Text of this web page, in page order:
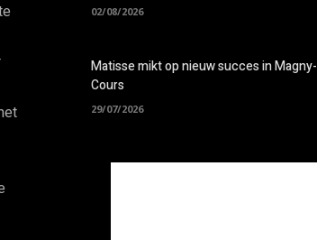
02/08/2026
Matisse mikt op nieuw succes in Magny-
Cours
29/07/2026